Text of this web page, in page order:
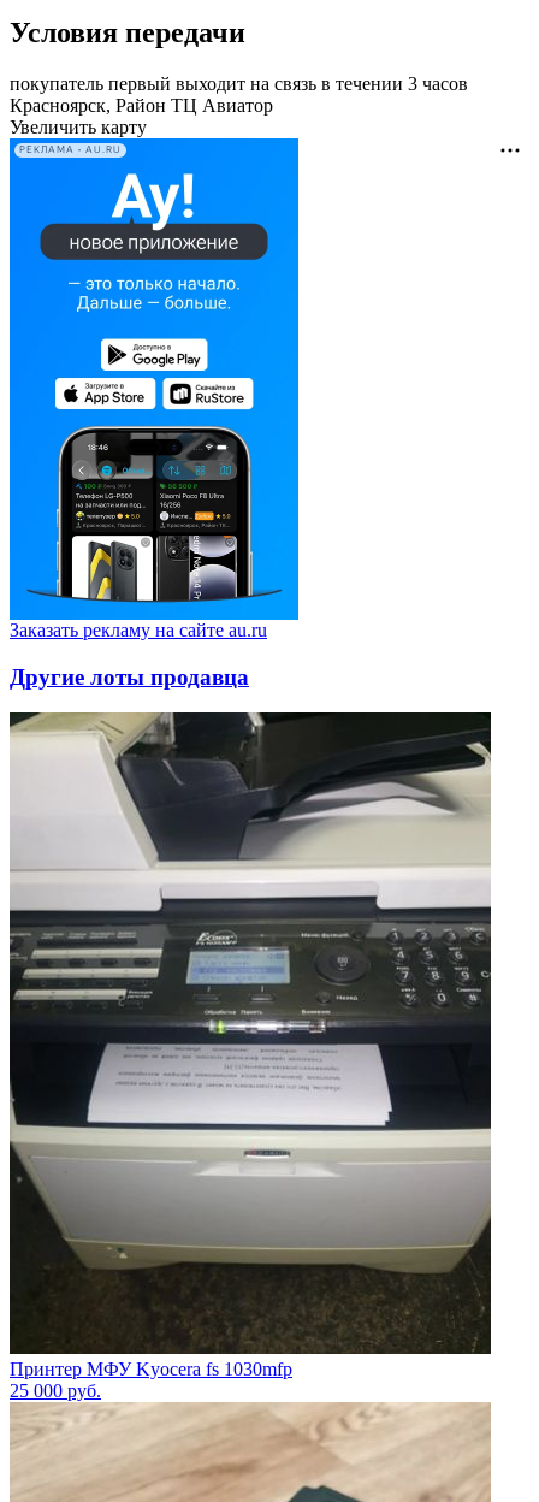
Условия передачи
покупатель первый выходит на связь в течении 3 часов
Красноярск, Район ТЦ Авиатор
Увеличить карту
РЕКЛАМА • AU.RU
Заказать рекламу на сайте au.ru
Другие лоты продавца
Принтер МФУ Kyocera fs 1030mfp
25 000 руб.